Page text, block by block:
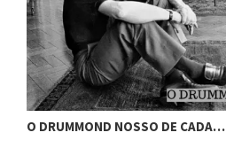
O DRUMMOND NOSSO DE CADA…